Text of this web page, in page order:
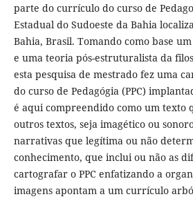
parte do currículo do curso de
Estadual do Sudoeste da Bahia
Bahia, Brasil. Tomando como base
e uma teoria pós-estruturalista da
esta pesquisa de mestrado fez uma
do curso de Pedagógia (PPC)
é aqui compreendido como um texto
outros textos, seja imagético ou
narrativas que legítima ou não
conhecimento, que inclui ou não as
cartografar o PPC enfatizando a
imagens apontam a um currículo